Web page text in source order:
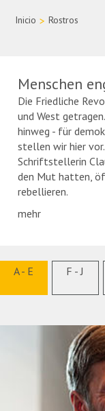
Inicio > Rostros
Menschen
Die Friedliche
und West
hinweg - für
stellen wir hier
Schriftstellerin
den Mut hatten,
rebellieren.
mehr
A - E F - J